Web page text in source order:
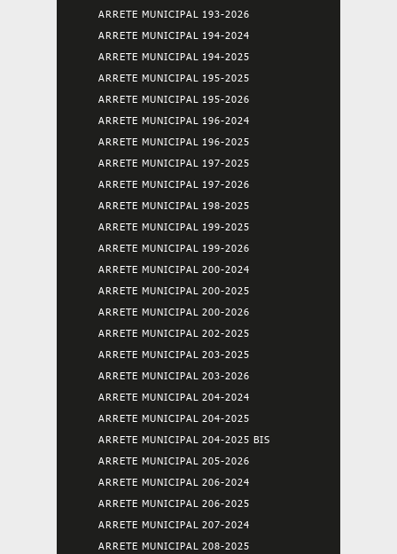
ARRETE MUNICIPAL 193-2026
ARRETE MUNICIPAL 194-2024
ARRETE MUNICIPAL 194-2025
ARRETE MUNICIPAL 195-2025
ARRETE MUNICIPAL 195-2026
ARRETE MUNICIPAL 196-2024
ARRETE MUNICIPAL 196-2025
ARRETE MUNICIPAL 197-2025
ARRETE MUNICIPAL 197-2026
ARRETE MUNICIPAL 198-2025
ARRETE MUNICIPAL 199-2025
ARRETE MUNICIPAL 199-2026
ARRETE MUNICIPAL 200-2024
ARRETE MUNICIPAL 200-2025
ARRETE MUNICIPAL 200-2026
ARRETE MUNICIPAL 202-2025
ARRETE MUNICIPAL 203-2025
ARRETE MUNICIPAL 203-2026
ARRETE MUNICIPAL 204-2024
ARRETE MUNICIPAL 204-2025
ARRETE MUNICIPAL 204-2025 BIS
ARRETE MUNICIPAL 205-2026
ARRETE MUNICIPAL 206-2024
ARRETE MUNICIPAL 206-2025
ARRETE MUNICIPAL 207-2024
ARRETE MUNICIPAL 208-2025